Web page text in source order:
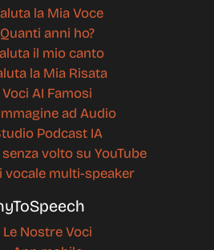
la Mia Voce
Quanti anni ho?
il mio canto
la Mia Risata
Voci AI Famosi
ad Audio
Podcast IA
volto su YouTube
vocale multi-speaker
Le Nostre Voci